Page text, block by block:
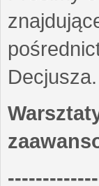
Decjusza.